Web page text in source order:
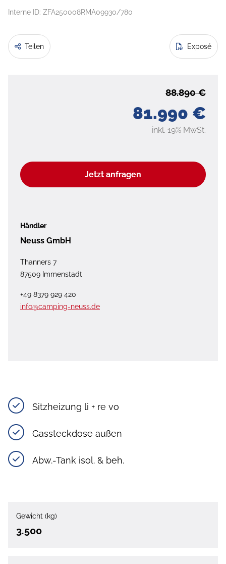
Interne ID: ZFA250008RMA09930/780
Teilen Exposé
81.990 €
88.890 €
inkl. 19% MwSt.
Jetzt anfragen
Händler
Neuss GmbH
Thanners 7
87509 Immenstadt
+49 8379 929 420
info@camping-neuss.de
Sitzheizung li + re vo
Gassteckdose außen
Abw.-Tank isol. & beh.
Gewicht (kg)
3.500